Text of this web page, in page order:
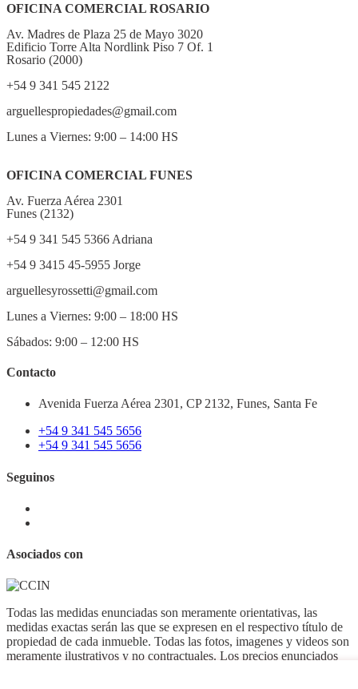
OFICINA COMERCIAL ROSARIO
Av. Madres de Plaza 25 de Mayo 3020
Edificio Torre Alta Nordlink Piso 7 Of. 1
Rosario (2000)
+54 9 341 545 2122
arguellespropiedades@gmail.com
Lunes a Viernes: 9:00 – 14:00 HS
OFICINA COMERCIAL FUNES
Av. Fuerza Aérea 2301
Funes (2132)
+54 9 341 545 5366 Adriana
+54 9 3415 45-5955 Jorge
arguellesyrossetti@gmail.com
Lunes a Viernes: 9:00 – 18:00 HS
Sábados: 9:00 – 12:00 HS
Contacto
Avenida Fuerza Aérea 2301, CP 2132, Funes, Santa Fe
+54 9 341 545 5656
+54 9 341 545 5656
Seguinos
Asociados con
Todas las medidas enunciadas son meramente orientativas, las
medidas exactas serán las que se expresen en el respectivo título de
propiedad de cada inmueble. Todas las fotos, imagenes y videos son
meramente ilustrativos y no contractuales. Los precios enunciados